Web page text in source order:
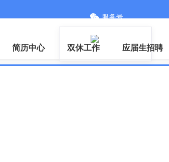
下载APP
服务号
简历中心 双休工作 应届生招聘